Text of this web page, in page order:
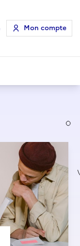
Mon compte